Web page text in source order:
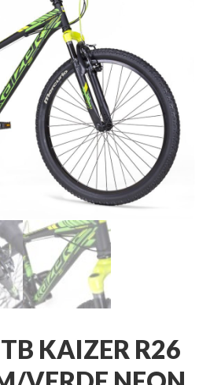
KAIZER R26